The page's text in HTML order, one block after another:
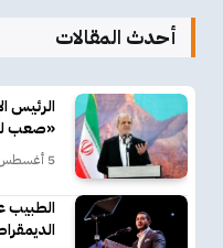
أحدث المقالات
الرئيس
«صعب
5 أغسطس، 2026
الطبيب